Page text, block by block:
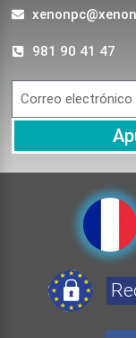
981 90 41 47